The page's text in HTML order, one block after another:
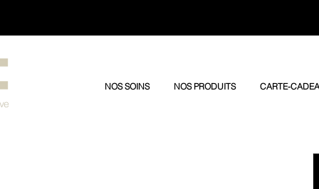
NOS SOINS NOS PRODUITS CARTE-